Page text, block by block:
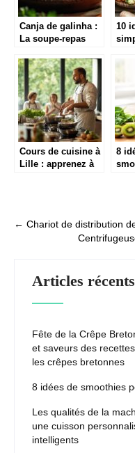
Canja de galinha :
La soupe-repas
diversification
alimentaire
10
Cours de cuisine à
Lille : apprenez à
8
Post
← Chariot de distribution
Articles récents
Fête de la Crêpe
et saveurs des
les crêpes bretonnes
8 idées de smoothies
Les qualités de la
une cuisson
intelligents